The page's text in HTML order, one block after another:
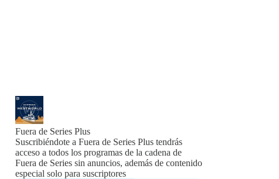
Fuera de Series Plus
Suscribiéndote a Fuera de Series Plus tendrás
acceso a todos los programas de la cadena de
Fuera de Series sin anuncios, además de contenido
especial solo para suscriptores